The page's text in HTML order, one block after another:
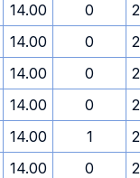
14.00 0
14.00 0
14.00 0
14.00 0
14.00 1
14.00 0